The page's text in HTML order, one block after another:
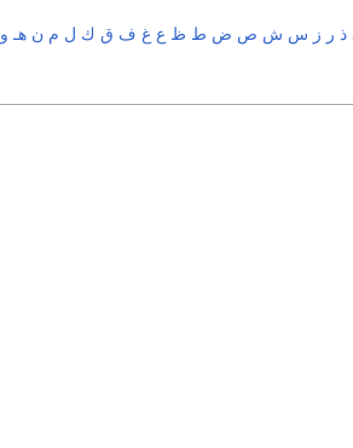
ذ ر ز س ش ص ض ط ظ ع غ ف ق ك ل م ن هـ و